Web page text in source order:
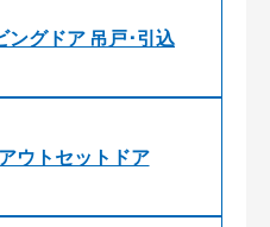
グドア 吊戸･引込
ウトセットドア